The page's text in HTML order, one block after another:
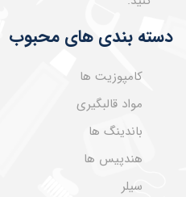
دسته بندی های محبوب
کامپوزیت ها
مواد قالبگیری
باندینگ ها
هندپیس ها
سیلر